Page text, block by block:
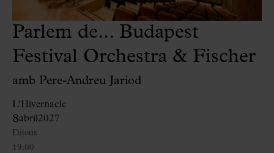
Parlem de... Budapest
Festival Orchestra & Fischer
amb Pere-Andreu Jariod
L'Hivernacle
8abril2027
19:00
Dijous